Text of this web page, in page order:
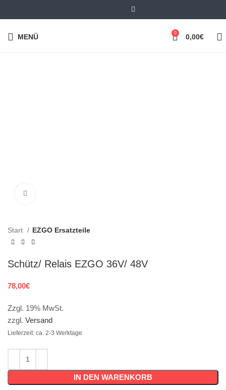
MENÜ 0 0,00€
Start EZGO Ersatzteile
Schütz/ Relais EZGO 36V/ 48V
78,00€
Zzgl. 19% MwSt.
zzgl. Versand
Lieferzeit: ca. 2-3 Werktage
IN DEN WARENKORB